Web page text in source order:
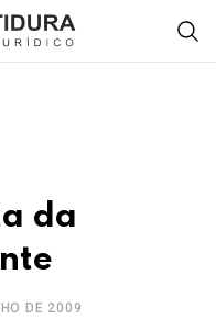
da
DE 2009